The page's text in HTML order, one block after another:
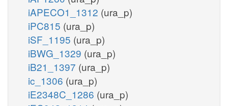
iAPECO1_1312 (ura_p)
iPC815 (ura_p)
iSF_1195 (ura_p)
iBWG_1329 (ura_p)
iB21_1397 (ura_p)
ic_1306 (ura_p)
iE2348C_1286 (ura_p)